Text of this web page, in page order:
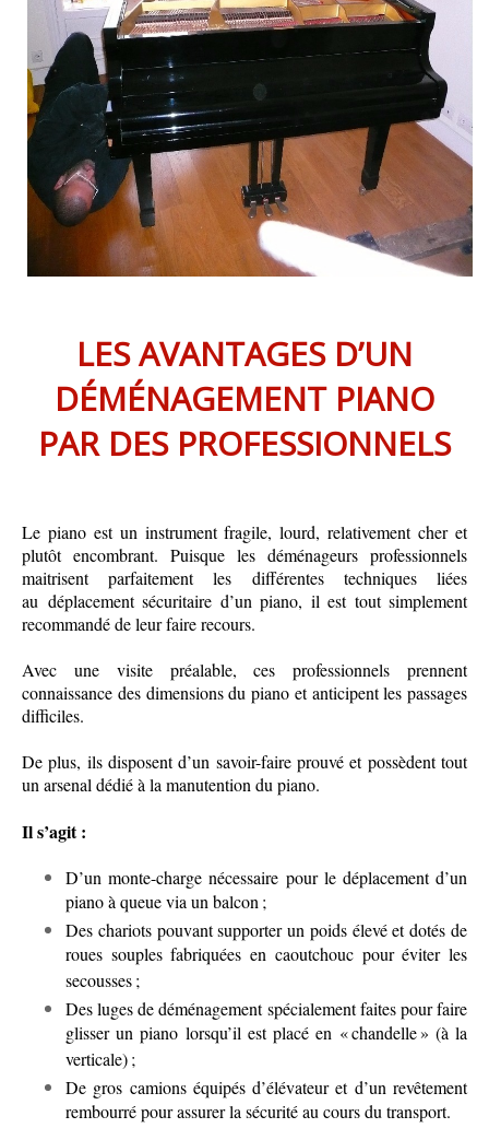
LES AVANTAGES D’UN
DÉMÉNAGEMENT PIANO
PAR DES PROFESSIONNELS
Le piano est un instrument fragile, lourd, relativement cher et
plutôt encombrant. Puisque les déménageurs professionnels
maitrisent parfaitement les différentes techniques liées
au déplacement sécuritaire d’un piano, il est tout simplement
recommandé de leur faire recours.
Avec une visite préalable, ces professionnels prennent
connaissance des dimensions du piano et anticipent les passages
difficiles.
De plus, ils disposent d’un savoir-faire prouvé et possèdent tout
un arsenal dédié à la manutention du piano.
Il s’agit :
D’un monte-charge nécessaire pour le déplacement d’un
piano à queue via un balcon ;
Des chariots pouvant supporter un poids élevé et dotés de
roues souples fabriquées en caoutchouc pour éviter les
secousses ;
Des luges de déménagement spécialement faites pour faire
glisser un piano lorsqu’il est placé en « chandelle » (à la
verticale) ;
De gros camions équipés d’élévateur et d’un revêtement
rembourré pour assurer la sécurité au cours du transport.